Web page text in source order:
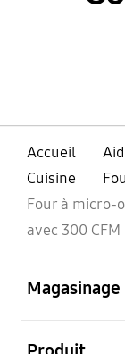
Accueil
Cuisine
Four à micro-
avec 300 CFM
Magasinage